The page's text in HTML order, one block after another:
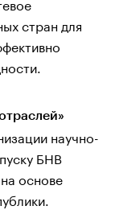
стран для
научно-
БНВ
основе